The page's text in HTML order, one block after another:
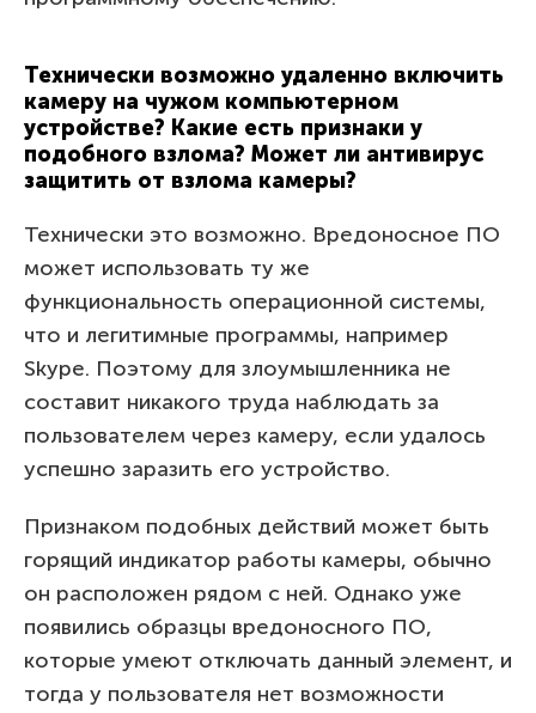
Технически возможно удаленно включить
камеру на чужом компьютерном
устройстве? Какие есть признаки у
подобного взлома? Может ли антивирус
защитить от взлома камеры?
Технически это возможно. Вредоносное ПО
может использовать ту же
функциональность операционной системы,
что и легитимные программы, например
Skype. Поэтому для злоумышленника не
составит никакого труда наблюдать за
пользователем через камеру, если удалось
успешно заразить его устройство.
Признаком подобных действий может быть
горящий индикатор работы камеры, обычно
он расположен рядом с ней. Однако уже
появились образцы вредоносного ПО,
которые умеют отключать данный элемент, и
тогда у пользователя нет возможности